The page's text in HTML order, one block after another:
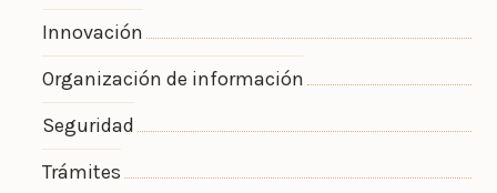
Innovación
Organización de información
Seguridad
Trámites